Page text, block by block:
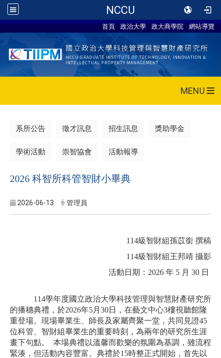
NCCU
首頁 政治大學 政大商學院 網站導覽
MENU
系所公告 徵才訊息 招生訊息 獎助學金
學術活動 崇智協會 活動報導
2026 科智所科管智財小畢典
2026-06-13 管理員
114級智財組孫苡銜 撰稿
114級智財組王邦靖 攝影
活動日期：2026 年 5 月 30 日
114學年度國立政治大學科技管理與智慧財產研究所
的播穗典禮，於2026年5月30日，在藝文中心3樓視聽館隆
重登場。現場畢業生、師長及家屬齊聚一堂，共同見證45
位科管、智財組畢業生的重要時刻，為兩年的研究所生涯
畫下句點。  本場典禮以溫馨而歡樂的氛圍為基調，雖流程
緊湊，但活動內容豐富。典禮於15時整正式開始，首先以